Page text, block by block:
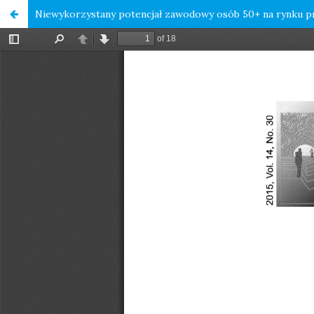
Niewykorzystany potencjał zawodowy osób 50+ na rynku